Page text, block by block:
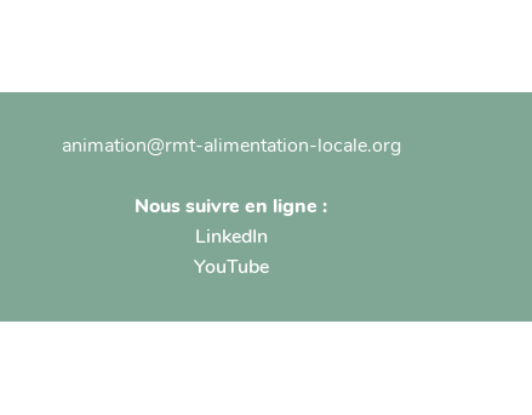
animation@rmt-alimentation-locale.org
Nous suivre en ligne :
LinkedIn
YouTube